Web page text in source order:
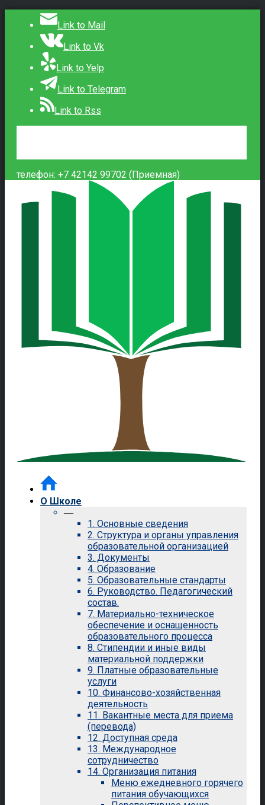
Link to Mail
Link to Vk
Link to Yelp
Link to Telegram
Link to Rss
телефон: +7 42142 99702 (Приемная)
О Школе
—
1. Основные сведения
2. Структура и органы управления
образовательной организацией
3. Документы
4. Образование
5. Образовательные стандарты
6. Руководство. Педагогический
состав.
7. Материально-техническое
обеспечение и оснащенность
образовательного процесса
8. Стипендии и иные виды
материальной поддержки
9. Платные образовательные
услуги
10. Финансово-хозяйственная
деятельность
11. Вакантные места для приема
(перевода)
12. Доступная среда
13. Международное
сотрудничество
14. Организация питания
Меню ежедневного горячего
питания обучающихся